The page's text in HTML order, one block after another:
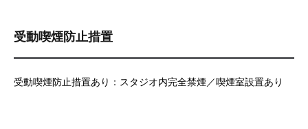
受動喫煙防止措置
受動喫煙防止措置あり：スタジオ内完全禁煙／喫煙室設置あり